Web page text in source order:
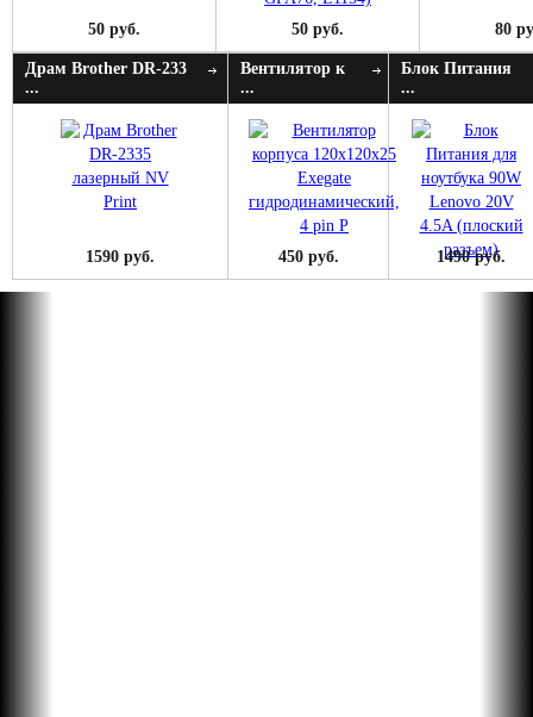
50 руб. 50 руб. 80
Драм Brother DR-233
...
1590 руб.
Вентилятор к
...
450 руб.
Блок Питания
...
1490 руб.